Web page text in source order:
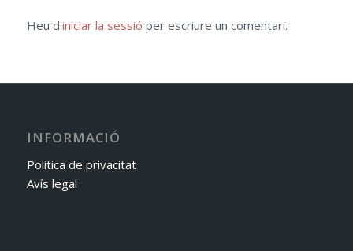
Heu d'iniciar la sessió per escriure un comentari.
INFORMACIÓ
Política de privacitat
Avís legal